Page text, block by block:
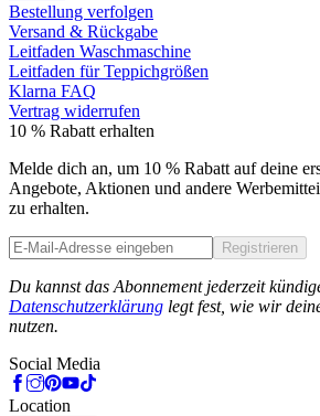
Bestellung verfolgen
Versand & Rückgabe
Leitfaden Waschmaschine
Leitfaden für Teppichgrößen
Klarna FAQ
Vertrag widerrufen
10 % Rabatt erhalten
Melde dich an, um 10 % Rabatt auf deine
Angebote, Aktionen und andere
zu erhalten.
Registrieren
Du kannst das Abonnement jederzeit
Datenschutzerklärung legt fest, wie wir
nutzen.
Social Media
Location